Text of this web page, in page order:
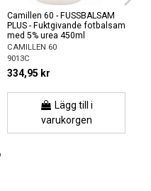
Camillen 60 - FUSSBALSAM
PLUS - Fuktgivande fotbalsam
med 5% urea 450ml
CAMILLEN 60
9013C
334,95 kr
Lägg till i
varukorgen